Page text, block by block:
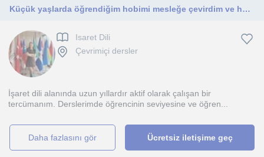
Küçük yaşlarda öğrendiğim hobimi mesleğe çevirdim ve her yaş grubuna İşaret Dili’ni öğretmekten keyif alıyorum.
Isaret Dili
Çevrimiçi dersler
İşaret dili alanında uzun yıllardır aktif olarak çalışan bir
tercümanım. Derslerimde öğrencinin seviyesine ve öğren...
daha fazlasını gör Ücretsiz iletişime geç